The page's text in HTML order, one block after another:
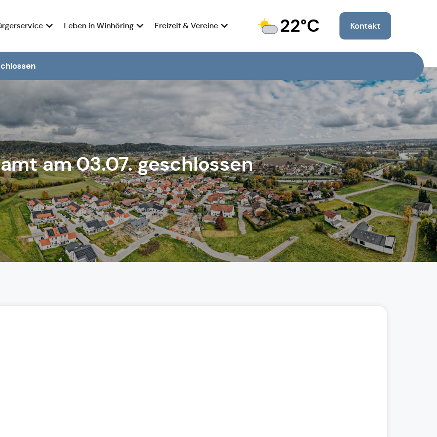
Leben in Winhöring Freizeit & Vereine 22°C Kontakt
am 03.07. geschlossen